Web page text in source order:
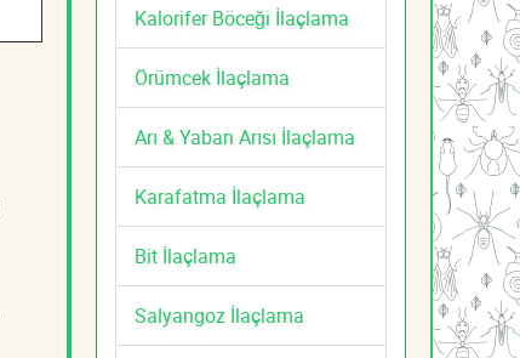
Kalorifer Böceği İlaçlama
Örümcek İlaçlama
Arı & Yaban Arısı İlaçlama
Karafatma İlaçlama
Bit İlaçlama
Salyangoz İlaçlama